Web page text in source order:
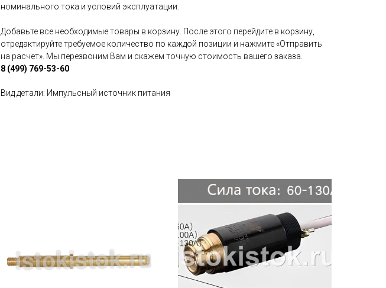
номинального тока и условий эксплуатации.
Добавьте все необходимые товары в корзину. После этого перейдите в корзину,
отредактируйте требуемое количество по каждой позиции и нажмите «Отправить
на расчет». Мы перезвоним Вам и скажем точную стоимость вашего заказа.
8 (499) 769-53-60
Вид детали: Импульсный источник питания